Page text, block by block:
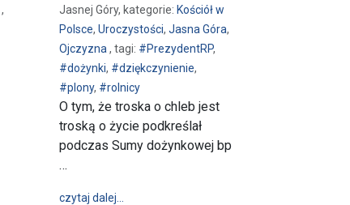
Osób Niesłyszących
,
Jasnej Góry, kategorie: Kościół w
Polsce, Uroczystości, Jasna Góra,
Ojczyzna , tagi: #PrezydentRP,
#dożynki, #dziękczynienie,
#plony, #rolnicy
O tym, że troska o chleb jest
troską o życie podkreślał
podczas Sumy dożynkowej bp
…
czytaj dalej…